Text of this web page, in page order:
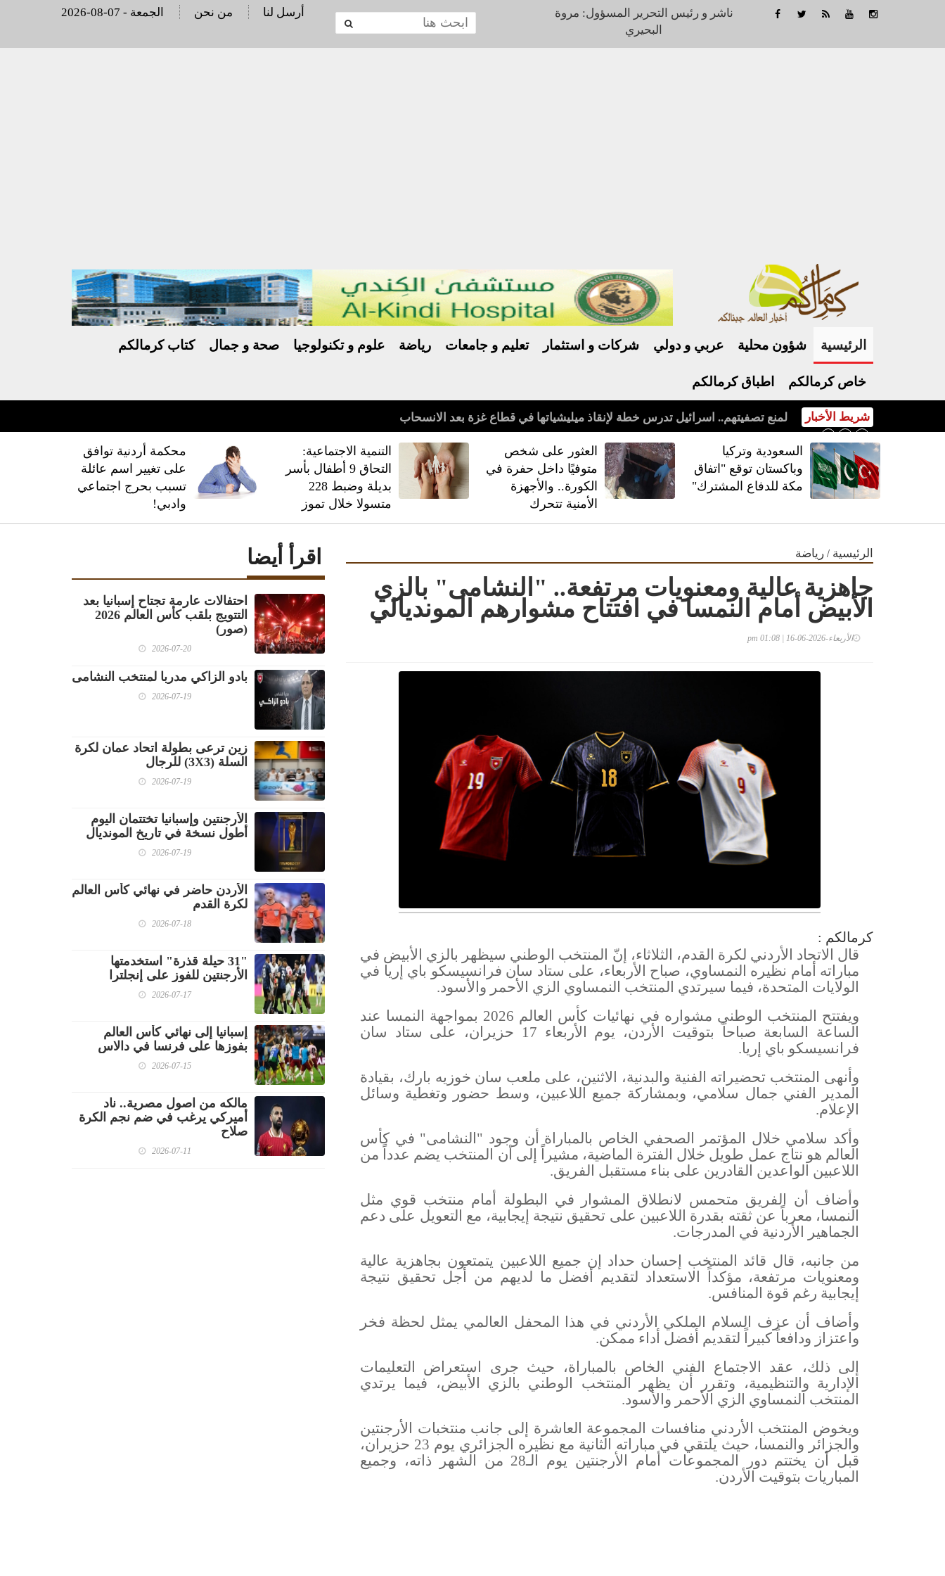
ناشر و رئيس التحرير المسؤول: مروة
البحيري
2026-08-07 - الجمعة من نحن أرسل لنا
الرئيسية شؤون محلية عربي و دولي شركات و استثمار تعليم و جامعات رياضة علوم و تكنولوجيا صحة و جمال كتاب كرمالكم
خاص كرمالكم اطباق كرمالكم
شريط الأخبار السعودية وتركيا وباكستان توقع "اتفاق مكة للدفاع المشترك"
السعودية وتركيا
وباكستان توقع "اتفاق
مكة للدفاع المشترك"
العثور على شخص
متوفيًا داخل حفرة في
الكورة.. والأجهزة
الأمنية تتحرك
‏التنمية الاجتماعية:
التحاق 9 أطفال بأسر
بديلة وضبط 228
متسولا خلال تموز
محكمة أردنية توافق
على تغيير اسم عائلة
تسبب بحرج اجتماعي
وادبي!
الرئيسية / رياضة
جاهزية عالية ومعنويات مرتفعة.. "النشامى" بالزي
الأبيض أمام النمسا في افتتاح مشوارهم المونديالي
الأربعاء-2026-06-16 | 01:08 pm
كرمالكم :
قال الاتحاد الأردني لكرة القدم، الثلاثاء، إنّ المنتخب الوطني سيظهر بالزي الأبيض في
مباراته أمام نظيره النمساوي، صباح الأربعاء، على ستاد سان فرانسيسكو باي إريا في
الولايات المتحدة، فيما سيرتدي المنتخب النمساوي الزي الأحمر والأسود.
ويفتتح المنتخب الوطني مشواره في نهائيات كأس العالم 2026 بمواجهة النمسا عند
الساعة السابعة صباحاً بتوقيت الأردن، يوم الأربعاء 17 حزيران، على ستاد سان
فرانسيسكو باي إريا.
وأنهى المنتخب تحضيراته الفنية والبدنية، الاثنين، على ملعب سان خوزيه بارك، بقيادة
المدير الفني جمال سلامي، وبمشاركة جميع اللاعبين، وسط حضور وتغطية وسائل
الإعلام.
وأكد سلامي خلال المؤتمر الصحفي الخاص بالمباراة أن وجود "النشامى" في كأس
العالم هو نتاج عمل طويل خلال الفترة الماضية، مشيراً إلى أن المنتخب يضم عدداً من
اللاعبين الواعدين القادرين على بناء مستقبل الفريق.
وأضاف أن الفريق متحمس لانطلاق المشوار في البطولة أمام منتخب قوي مثل
النمسا، معرباً عن ثقته بقدرة اللاعبين على تحقيق نتيجة إيجابية، مع التعويل على دعم
الجماهير الأردنية في المدرجات.
من جانبه، قال قائد المنتخب إحسان حداد إن جميع اللاعبين يتمتعون بجاهزية عالية
ومعنويات مرتفعة، مؤكداً الاستعداد لتقديم أفضل ما لديهم من أجل تحقيق نتيجة
إيجابية رغم قوة المنافس.
وأضاف أن عزف السلام الملكي الأردني في هذا المحفل العالمي يمثل لحظة فخر
واعتزاز ودافعاً كبيراً لتقديم أفضل أداء ممكن.
إلى ذلك، عقد الاجتماع الفني الخاص بالمباراة، حيث جرى استعراض التعليمات
الإدارية والتنظيمية، وتقرر أن يظهر المنتخب الوطني بالزي الأبيض، فيما يرتدي
المنتخب النمساوي الزي الأحمر والأسود.
ويخوض المنتخب الأردني منافسات المجموعة العاشرة إلى جانب منتخبات الأرجنتين
والجزائر والنمسا، حيث يلتقي في مباراته الثانية مع نظيره الجزائري يوم 23 حزيران،
قبل أن يختتم دور المجموعات أمام الأرجنتين يوم الـ28 من الشهر ذاته، وجميع
المباريات بتوقيت الأردن.
اقرأ أيضا
احتفالات عارمة تجتاح إسبانيا بعد
التتويج بلقب كأس العالم 2026
(صور)
2026-07-20
بادو الزاكي مدربا لمنتخب النشامى
2026-07-19
زين ترعى بطولة اتحاد عمان لكرة
السلة (3X3) للرجال
2026-07-19
الأرجنتين وإسبانيا تختتمان اليوم
أطول نسخة في تاريخ المونديال
2026-07-19
الأردن حاضر في نهائي كأس العالم
لكرة القدم
2026-07-18
"31 حيلة قذرة" استخدمتها
الأرجنتين للفوز على إنجلترا
2026-07-17
إسبانيا إلى نهائي كأس العالم
بفوزها على فرنسا في دالاس
2026-07-15
مالكه من اصول مصرية.. ناد
أميركي يرغب في ضم نجم الكرة
صلاح
2026-07-11